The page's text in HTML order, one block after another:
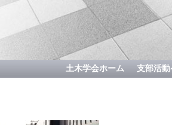
土木学会ホーム 支部活動